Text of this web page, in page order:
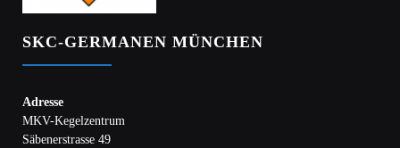
SKC-GERMANEN MÜNCHEN
Adresse
MKV-Kegelzentrum
Säbenerstrasse 49